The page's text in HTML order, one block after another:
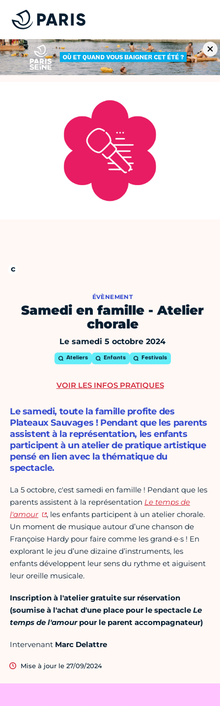
ÉVÈNEMENT
Samedi en famille - Atelier
chorale
Le samedi 5 octobre 2024
Ateliers Enfants Festivals
Le samedi, toute la famille profite des
Plateaux Sauvages ! Pendant que les parents
assistent à la représentation, les enfants
participent à un atelier de pratique artistique
pensé en lien avec la thématique du
spectacle.
La 5 octobre, c'est samedi en famille ! Pendant que les
parents assistent à la représentation Le temps de
l'amour
, les enfants participent à un atelier chorale.
Un moment de musique autour d’une chanson de
Françoise Hardy pour faire comme les grand·e·s ! En
explorant le jeu d’une dizaine d’instruments, les
enfants développent leur sens du rythme et aiguisent
leur oreille musicale.
Inscription à l'atelier gratuite sur réservation
(soumise à l'achat d'une place pour le spectacle Le
temps de l'amourpour le parent accompagnateur)
Intervenant Marc Delattre
Mise à jour le 27/09/2024
VOIR LES INFOS PRATIQUES